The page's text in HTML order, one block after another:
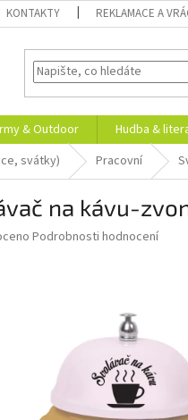
KONTAKTY REKLAMACE A
& Outdoor Hudba &
svátky) Pracovní
na kávu-
Podrobnosti hodnocení